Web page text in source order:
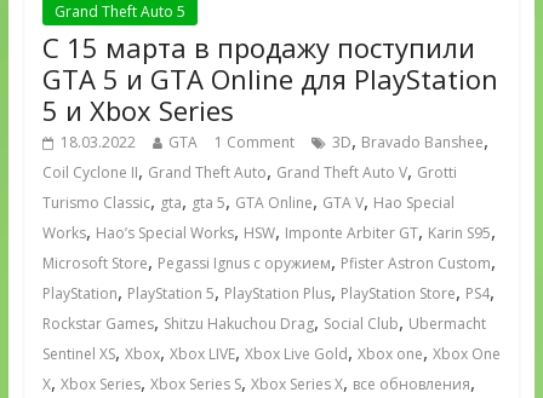
Grand Theft Auto 5
С 15 марта в продажу поступили
GTA 5 и GTA Online для PlayStation
5 и Xbox Series
18.03.2022 GTA 1 Comment 3D, Bravado Banshee,
Coil Cyclone II, Grand Theft Auto, Grand Theft Auto V, Grotti
Turismo Classic, gta, gta 5, GTA Online, GTA V, Hao Special
Works, Hao’s Special Works, HSW, Imponte Arbiter GT, Karin S95,
Microsoft Store, Pegassi Ignus с оружием, Pfister Astron Custom,
PlayStation, PlayStation 5, PlayStation Plus, PlayStation Store, PS4,
Rockstar Games, Shitzu Hakuchou Drag, Social Club, Ubermacht
Sentinel XS, Xbox, Xbox LIVE, Xbox Live Gold, Xbox one, Xbox One
X, Xbox Series, Xbox Series S, Xbox Series X, все обновления,